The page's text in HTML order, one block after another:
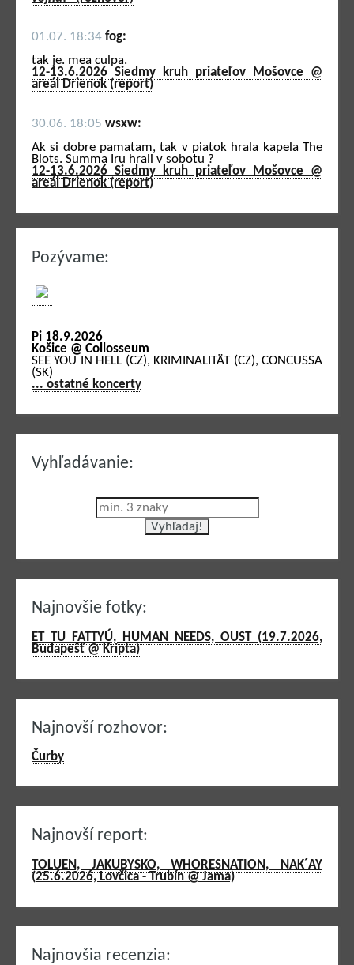
01.07. 18:34 fog:
tak je. mea culpa.
12-13.6.2026 Siedmy kruh priateľov Mošovce @
areál Drienok (report)
30.06. 18:05 wsxw:
Ak si dobre pamatam, tak v piatok hrala kapela The
Blots. Summa Iru hrali v sobotu ?
12-13.6.2026 Siedmy kruh priateľov Mošovce @
areál Drienok (report)
Pozývame:
Pi 18.9.2026
Košice @ Collosseum
SEE YOU IN HELL (CZ), KRIMINALITÄT (CZ), CONCUSSA
(SK)
... ostatné koncerty
Vyhľadávanie:
Najnovšie fotky:
ET TU FATTYÚ, HUMAN NEEDS, OUST (19.7.2026,
Budapešť @ Kripta)
Najnovší rozhovor:
Čurby
Najnovší report:
TOLUEN, JAKUBYSKO, WHORESNATION, NAK´AY
(25.6.2026, Lovčica - Trubín @ Jama)
Najnovšia recenzia: